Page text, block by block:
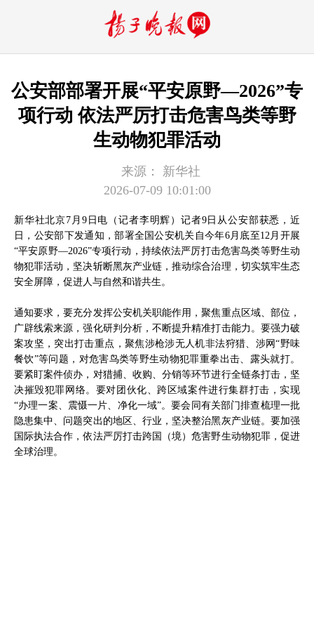
公安部部署开展“平安原野—2026”专
项行动 依法严厉打击危害鸟类等野
生动物犯罪活动
来源：
新华社
2026-07-09 10:01:00
新华社北京7月9日电（记者李明辉）记者9日从公安部获悉，近
日，公安部下发通知，部署全国公安机关自今年6月底至12月开展
“平安原野—2026”专项行动，持续依法严厉打击危害鸟类等野生动
物犯罪活动，坚决斩断黑灰产业链，推动综合治理，切实筑牢生态
安全屏障，促进人与自然和谐共生。
通知要求，要充分发挥公安机关职能作用，聚焦重点区域、部位，
广辟线索来源，强化研判分析，不断提升精准打击能力。要强力破
案攻坚，突出打击重点，聚焦涉枪涉无人机非法狩猎、涉网“野味
餐饮”等问题，对危害鸟类等野生动物犯罪重拳出击、露头就打。
要紧盯案件侦办，对猎捕、收购、分销等环节进行全链条打击，坚
决摧毁犯罪网络。要对团伙化、跨区域案件进行集群打击，实现
“办理一案、震慑一片、净化一域”。要会同有关部门排查梳理一批
隐患集中、问题突出的地区、行业，坚决整治黑灰产业链。要加强
国际执法合作，依法严厉打击跨国（境）危害野生动物犯罪，促进
全球治理。